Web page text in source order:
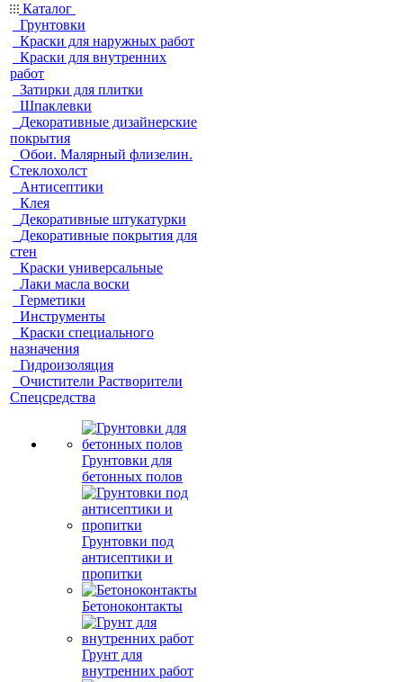
Каталог
Грунтовки
Краски для наружных работ
Краски для внутренних
работ
Затирки для плитки
Шпаклевки
Декоративные дизайнерские
покрытия
Обои. Малярный флизелин.
Стеклохолст
Антисептики
Клея
Декоративные штукатурки
Декоративные покрытия для
стен
Краски универсальные
Лаки масла воски
Герметики
Инструменты
Краски специального
назначения
Гидроизоляция
Очистители Растворители
Спецсредства
Грунтовки для
бетонных полов
Грунтовки под
антисептики и
пропитки
Бетоноконтакты
Грунт для
внутренних работ